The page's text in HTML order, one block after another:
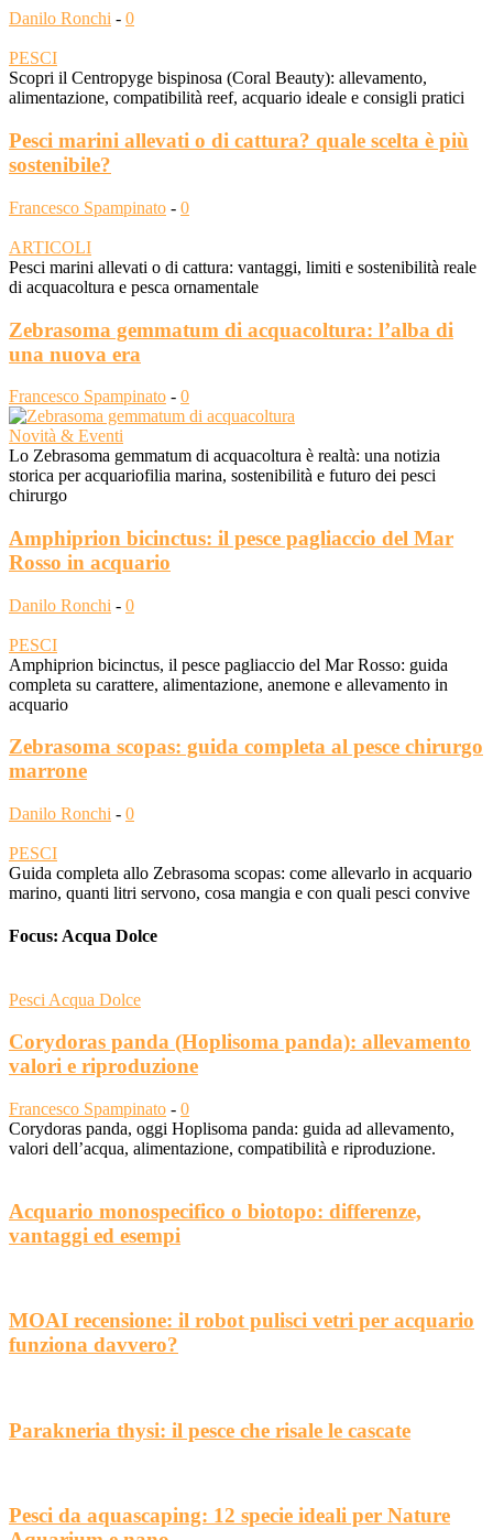
Danilo Ronchi - 0
PESCI
Scopri il Centropyge bispinosa (Coral Beauty): allevamento,
alimentazione, compatibilità reef, acquario ideale e consigli pratici
Pesci marini allevati o di cattura? quale scelta è più
sostenibile?
Francesco Spampinato - 0
ARTICOLI
Pesci marini allevati o di cattura: vantaggi, limiti e sostenibilità reale
di acquacoltura e pesca ornamentale
Zebrasoma gemmatum di acquacoltura: l’alba di
una nuova era
Francesco Spampinato - 0
Novità & Eventi
Lo Zebrasoma gemmatum di acquacoltura è realtà: una notizia
storica per acquariofilia marina, sostenibilità e futuro dei pesci
chirurgo
Amphiprion bicinctus: il pesce pagliaccio del Mar
Rosso in acquario
Danilo Ronchi - 0
PESCI
Amphiprion bicinctus, il pesce pagliaccio del Mar Rosso: guida
completa su carattere, alimentazione, anemone e allevamento in
acquario
Zebrasoma scopas: guida completa al pesce chirurgo
marrone
Danilo Ronchi - 0
PESCI
Guida completa allo Zebrasoma scopas: come allevarlo in acquario
marino, quanti litri servono, cosa mangia e con quali pesci convive
Focus: Acqua Dolce
Pesci Acqua Dolce
Corydoras panda (Hoplisoma panda): allevamento
valori e riproduzione
Francesco Spampinato - 0
Corydoras panda, oggi Hoplisoma panda: guida ad allevamento,
valori dell’acqua, alimentazione, compatibilità e riproduzione.
Acquario monospecifico o biotopo: differenze,
vantaggi ed esempi
MOAI recensione: il robot pulisci vetri per acquario
funziona davvero?
Parakneria thysi: il pesce che risale le cascate
Pesci da aquascaping: 12 specie ideali per Nature